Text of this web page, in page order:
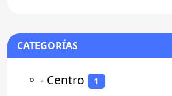
CATEGORÍAS
⚬ - Centro 1